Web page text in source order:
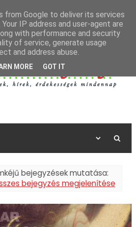
bejegyzések mutatása:
bejegyzés megjelenítése
from Google to deliver its services
IP address and user-agent are
with performance and security
of service, generate usage
and address abuse.
MORE GOT IT